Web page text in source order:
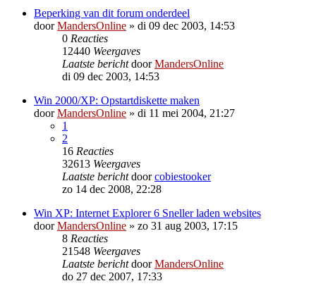
Beperking van dit forum onderdeel
doorMandersOnline » di 09 dec 2003, 14:53
0 Reacties
12440 Weergaves
Laatste berichtdoorMandersOnline
di 09 dec 2003, 14:53
Win 2000/XP: Opstartdiskette maken
doorMandersOnline » di 11 mei 2004, 21:27
1
2
16 Reacties
32613 Weergaves
Laatste berichtdoorcobiestooker
zo 14 dec 2008, 22:28
Win XP: Internet Explorer 6 Sneller laden websites
doorMandersOnline » zo 31 aug 2003, 17:15
8 Reacties
21548 Weergaves
Laatste berichtdoorMandersOnline
do 27 dec 2007, 17:33